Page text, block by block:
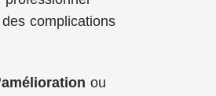
complications
ou